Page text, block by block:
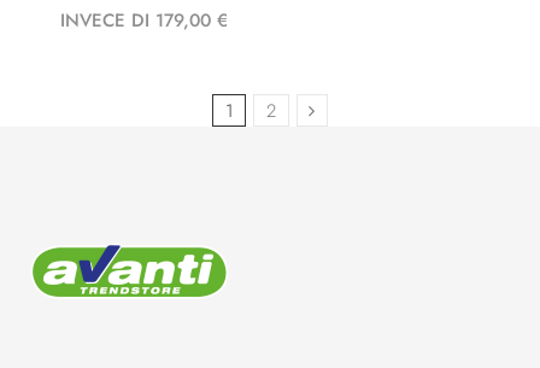
INVECE DI 179,00 €
1 2